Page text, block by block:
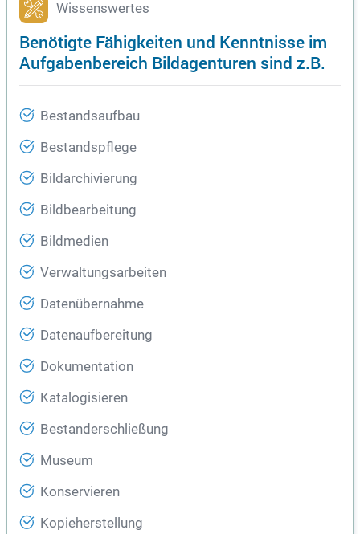
Wissenswertes
Benötigte Fähigkeiten und Kenntnisse im
Aufgabenbereich Bildagenturen sind z.B.
Bestandsaufbau
Bestandspflege
Bildarchivierung
Bildbearbeitung
Bildmedien
Verwaltungsarbeiten
Datenübernahme
Datenaufbereitung
Dokumentation
Katalogisieren
Bestanderschließung
Museum
Konservieren
Kopieherstellung